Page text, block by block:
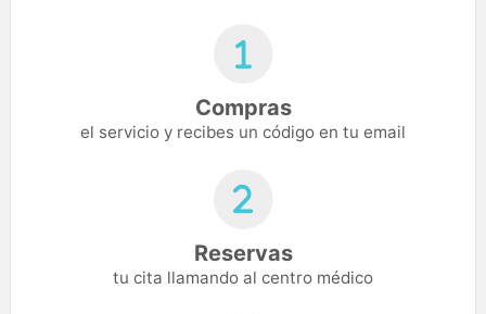
Compras
el servicio y recibes un código en tu email
Reservas
tu cita llamando al centro médico